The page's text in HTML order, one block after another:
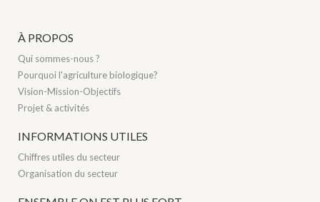
À PROPOS
Qui sommes-nous ?
Pourquoi l'agriculture biologique?
Vision-Mission-Objectifs
Projet & activités
INFORMATIONS UTILES
Chiffres utiles du secteur
Organisation du secteur